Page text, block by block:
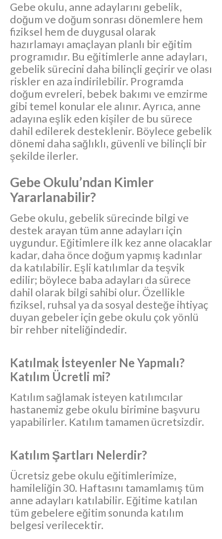
Gebe okulu, anne adaylarını gebelik,
doğum ve doğum sonrası dönemlere hem
fiziksel hem de duygusal olarak
hazırlamayı amaçlayan planlı bir eğitim
programıdır. Bu eğitimlerle anne adayları,
gebelik sürecini daha bilinçli geçirir ve olası
riskler en aza indirilebilir. Programda
doğum evreleri, bebek bakımı ve emzirme
gibi temel konular ele alınır. Ayrıca, anne
adayına eşlik eden kişiler de bu sürece
dahil edilerek desteklenir. Böylece gebelik
dönemi daha sağlıklı, güvenli ve bilinçli bir
şekilde ilerler.
Gebe Okulu’ndan Kimler
Yararlanabilir?
Gebe okulu, gebelik sürecinde bilgi ve
destek arayan tüm anne adayları için
uygundur. Eğitimlere ilk kez anne olacaklar
kadar, daha önce doğum yapmış kadınlar
da katılabilir. Eşli katılımlar da teşvik
edilir; böylece baba adayları da sürece
dahil olarak bilgi sahibi olur. Özellikle
fiziksel, ruhsal ya da sosyal desteğe ihtiyaç
duyan gebeler için gebe okulu çok yönlü
bir rehber niteliğindedir.
Katılmak İsteyenler Ne Yapmalı?
Katılım Ücretli mi?
Katılım sağlamak isteyen katılımcılar
hastanemiz gebe okulu birimine başvuru
yapabilirler. Katılım tamamen ücretsizdir.
Katılım Şartları Nelerdir?
Ücretsiz gebe okulu eğitimlerimize,
hamileliğin 30. Haftasını tamamlamış tüm
anne adayları katılabilir. Eğitime katılan
tüm gebelere eğitim sonunda katılım
belgesi verilecektir.